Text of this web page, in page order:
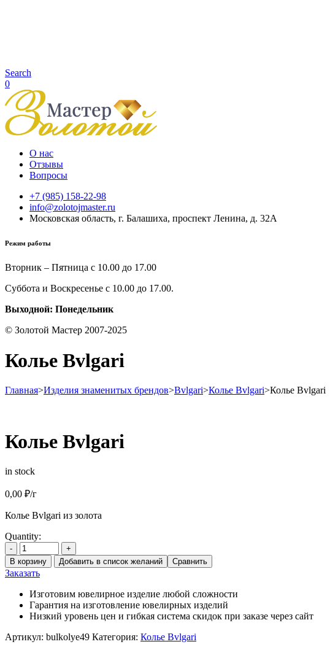
Search
0
О нас
Отзывы
Вопросы
+7 (985) 158-22-98
info@zolotojmaster.ru
Московская область, г. Балашиха, проспект Ленина, д. 32А
Режим работы
Вторник – Пятница с 10.00 до 17.00
Суббота и Воскресенье с 10.00 до 17.00.
Выходной: Понедельник
© Золотой Мастер 2007-2025
Колье Bvlgari
Главная>Изделия знаменитых брендов>Bvlgari>Колье Bvlgari>Колье Bvlgari
Колье Bvlgari
in stock
0,00 ₽/г
Колье Bvlgari из золота
Quantity:
-
+
В корзину
Добавить в список желаний Сравнить
Заказать
Изготовим ювелирное изделие любой сложности
Гарантия на изготовление ювелирных изделий
Низкий уровень цен и гибкая система скидок при заказе через сайт
Артикул: bulkolye49 Категория: Колье Bvlgari